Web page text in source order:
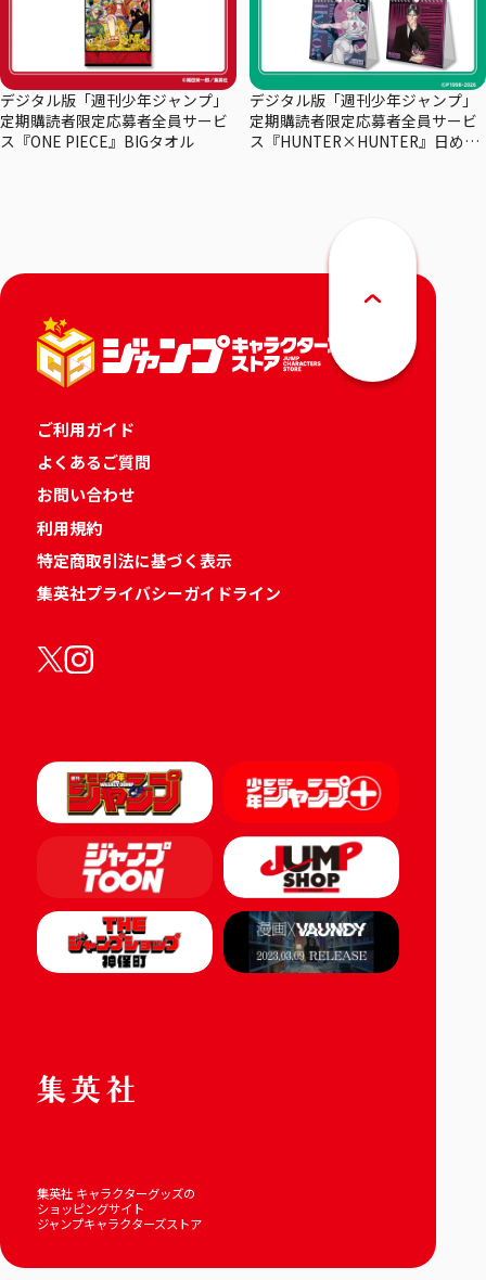
デジタル版「週刊少年ジャンプ」
定期購読者限定応募者全員サービ
ス『ONE PIECE』BIGタオル
デジタル版「週刊少年ジャンプ」
定期購読者限定応募者全員サービ
ス『HUNTER×HUNTER』日めく
ご利用ガイド
よくあるご質問
お問い合わせ
利用規約
特定商取引法に基づく表示
集英社プライバシーガイドライン
集英社 キャラクターグッズの
ショッピングサイト
ジャンプキャラクターズストア